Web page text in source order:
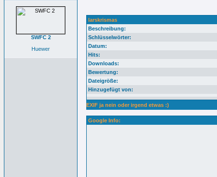
SWFC 2
Huewer
larskrismas
Beschreibung:
Schlüsselwörter:
Datum:
Hits:
Downloads:
Bewertung:
Dateigröße:
Hinzugefügt von:
EXIF ja nein oder irgend etwas :)
Google Info: